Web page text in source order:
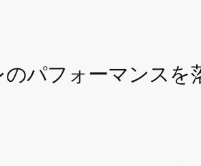
パフォーマンスを